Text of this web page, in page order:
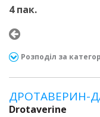
4 пак.
Розподіл за
ДРОТАВЕРИН-
Drotaverine